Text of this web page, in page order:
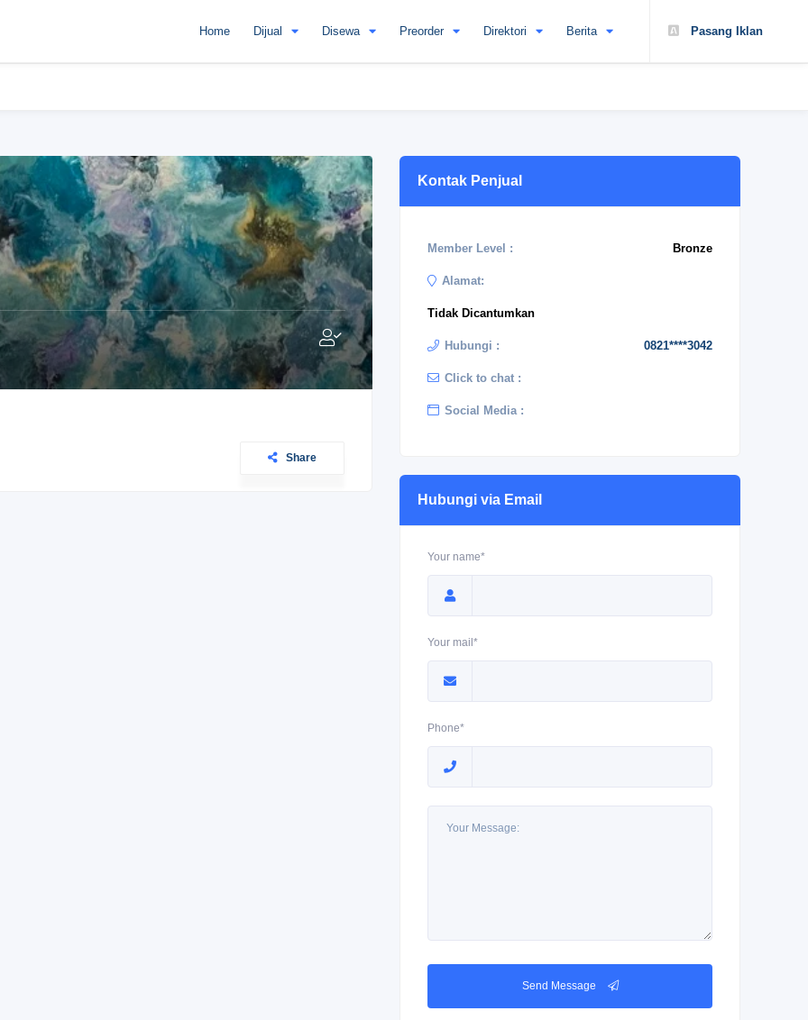
Pasang Iklan
Home Dijual Disewa Preorder Direktori Berita
Share
Kontak Penjual
Member Level : Bronze
Alamat:
Tidak Dicantumkan
Hubungi : 0821****3042
Click to chat :
Social Media :
Hubungi via Email
Your name*
Your mail*
Phone*
Send Message